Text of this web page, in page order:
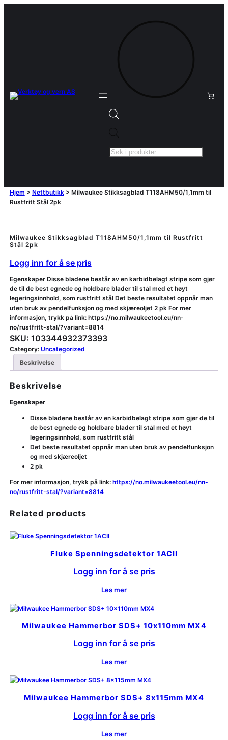
Products
Hjem > Nettbutikk> Milwaukee Stikksagblad T118AHM50/1,1mm til
Rustfritt Stål 2pk
Milwaukee Stikksagblad T118AHM50/1,1mm til Rustfritt
Stål 2pk
Logg inn for å se pris
Egenskaper Disse bladene består av en karbidbelagt stripe som gjør
de til de best egnede og holdbare blader til stål med et høyt
legeringsinnhold, som rustfritt stål Det beste resultatet oppnår man
uten bruk av pendelfunksjon og med skjæreoljet 2 pk For mer
informasjon, trykk på link: https://no.milwaukeetool.eu/nn-
no/rustfritt-stal/?variant=8814
SKU: 103344932373393
Category: Uncategorized
Beskrivelse
Beskrivelse
Egenskaper
Disse bladene består av en karbidbelagt stripe som gjør de til
de best egnede og holdbare blader til stål med et høyt
legeringsinnhold, som rustfritt stål
Det beste resultatet oppnår man uten bruk av pendelfunksjon
og med skjæreoljet
2 pk
For mer informasjon, trykk på link: https://no.milwaukeetool.eu/nn-
no/rustfritt-stal/?variant=8814
Related products
Fluke Spenningsdetektor 1ACII
Logg inn for å se pris
Les mer
Milwaukee Hammerbor SDS+ 10x110mm MX4
Logg inn for å se pris
Les mer
Milwaukee Hammerbor SDS+ 8x115mm MX4
Logg inn for å se pris
Les mer